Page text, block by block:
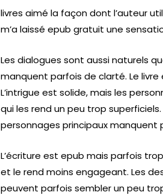
livres aimé la façon dont l’auteur
m’a laissé epub gratuit une
Les dialogues sont aussi naturels
manquent parfois de clarté. Le livre
L’intrigue est solide, mais les
qui les rend un peu trop
personnages principaux manquent
L’écriture est epub mais parfois
et le rend moins engageant. Les
peuvent parfois sembler un peu